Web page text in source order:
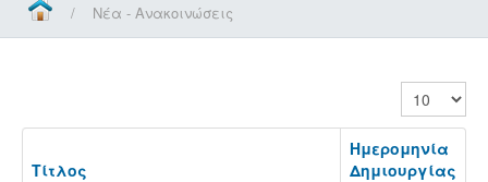
/ Νέα - Ανακοινώσεις
Εμφάνιση
Τίτλος
Ημερομηνία
Δημιουργίας